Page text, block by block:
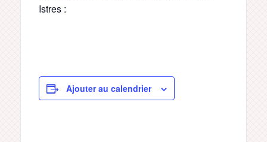
Istres :
Ajouter au calendrier